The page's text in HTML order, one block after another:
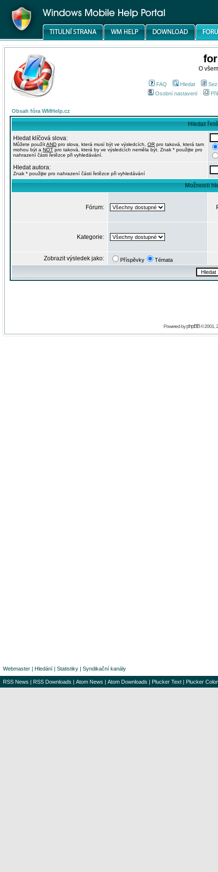
O
FAQ Hledat
Osobní nastavení
Obsah fóra WMHelp.cz
Hledat
Hledat klíčová slova:
Můžete použítAND pro slova, která musí být ve výsledcích, OR pro taková, která tam
mohou být a NOT pro taková, která by ve výsledcích neměla být. Znak * použijte pro
nahrazení části řetězce při vyhledávání.
Hledat autora:
Znak * použijte pro nahrazení části řetězce při vyhledávání
Možnosti
Fórum:
Kategorie:
Zobrazit výsledek jako: Příspěvky Témata
Powered byphpBB© 2001,
Webmaster | Hledání | Statistiky | Syndikační kanály
RSS News | RSS Downloads | Atom News | Atom Downloads | Plucker Text | Plucker Color